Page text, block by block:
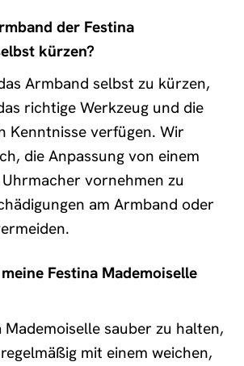
der Festina
kürzen?
Armband selbst zu kürzen,
richtige Werkzeug und die
Kenntnisse verfügen. Wir
die Anpassung von einem
vornehmen zu
am Armband oder
Festina Mademoiselle
Mademoiselle sauber zu halten,
mit einem weichen,